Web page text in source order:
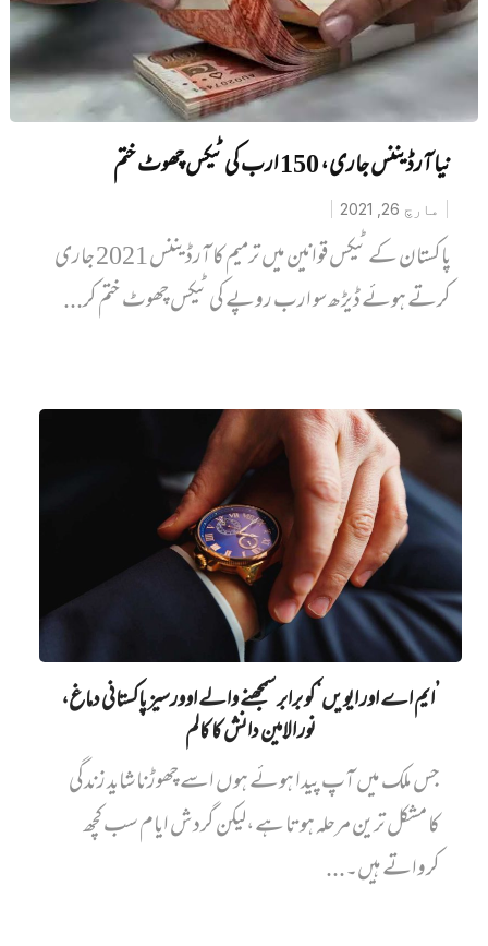
نیا آرڈیننس جاری، 150 ارب کی ٹیکس چھوٹ ختم
مارچ 26, 2021
پاکستان کے ٹیکس قوانین میں ترمیم کا آرڈیننس 2021 جاری
کرتے ہوئے ڈیڑھ سو ارب روپے کی ٹیکس چھوٹ ختم کر...
’ایم اے اور ایویں‌‘ کو برابر سمجھنے والے اوورسیز پاکستانی دماغ،
نور الامین دانش کا کالم
جس ملک میں آپ پیدا ہوئے ہوں اسے چھوڑنا شاید زندگی
کا مشکل ترین مرحلہ ہوتا ہے،لیکن گردش ایام سب کچھ
کرواتے ہیں۔...